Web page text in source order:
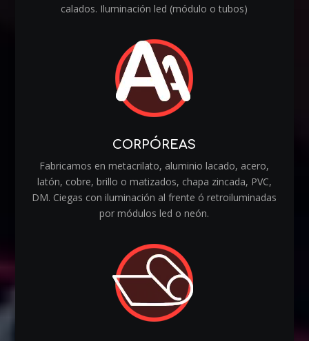
calados. Iluminación led (módulo o tubos)
CORPÓREAS
Fabricamos en metacrilato, aluminio lacado, acero,
latón, cobre, brillo o matizados, chapa zincada, PVC,
DM. Ciegas con iluminación al frente ó retroiluminadas
por módulos led o neón.